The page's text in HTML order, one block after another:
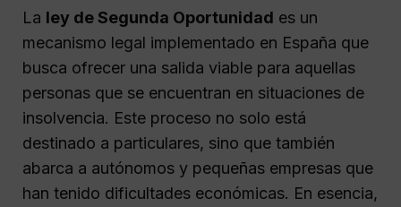
La ley de Segunda Oportunidad es un
mecanismo legal implementado en España que
busca ofrecer una salida viable para aquellas
personas que se encuentran en situaciones de
insolvencia. Este proceso no solo está
destinado a particulares, sino que también
abarca a autónomos y pequeñas empresas que
han tenido dificultades económicas. En esencia,